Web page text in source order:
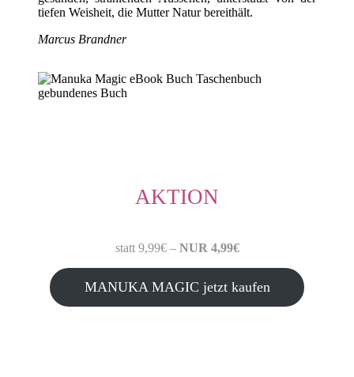
tiefen Weisheit, die Mutter Natur bereithält.
Marcus Brandner
AKTION
statt 9,99€ – NUR 4,99€
MANUKA MAGIC jetzt kaufen